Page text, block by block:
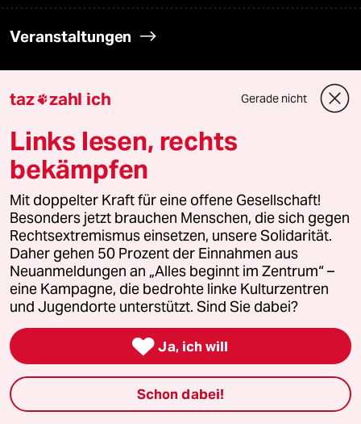
Veranstaltungen
Live im Stream
Vergangene
taz lab 2027
Mehr taz Lesestoff
taz Blogs
taz FUTURZWEI
taz zahl ich Gerade nicht
Links lesen, rechts
bekämpfen
Mit doppelter Kraft für eine offene Gesellschaft!
Besonders jetzt brauchen Menschen, die sich gegen
Rechtsextremismus einsetzen, unsere Solidarität.
Daher gehen 50 Prozent der Einnahmen aus
Neuanmeldungen an „Alles beginnt im Zentrum“ –
eine Kampagne, die bedrohte linke Kulturzentren
und Jugendorte unterstützt. Sind Sie dabei?
 Ja, ich will
Schon dabei!